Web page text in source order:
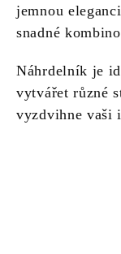
jemnou
snadné
Náhrdelník je
vytvářet různé
vyzdvihne vaši